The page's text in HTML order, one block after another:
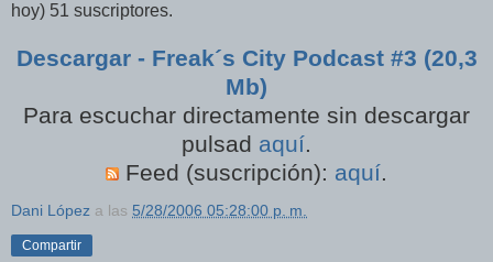
hoy) 51 suscriptores.
Descargar - Freak´s City Podcast #3 (20,3
Mb)
Para escuchar directamente sin descargar
pulsad aquí.
Feed (suscripción): aquí.
Dani López a las 5/28/2006 05:28:00 p. m.
Compartir